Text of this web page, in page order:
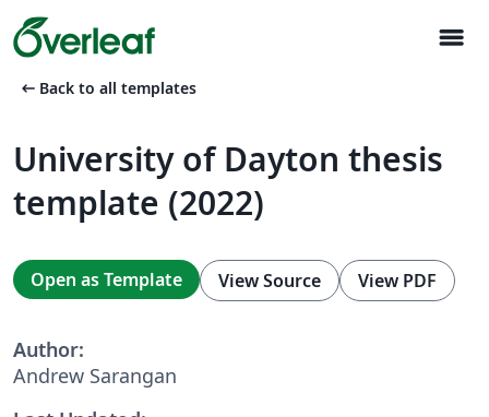
menu
arrow_left_alt Back to all templates
University of Dayton thesis
template (2022)
Open as Template View Source View PDF
Author:
Andrew Sarangan